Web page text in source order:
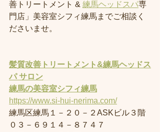
善トリートメント & 練馬ヘッドスパ専
門店」美容室シフィ練馬までご相談く
ださいませ。
髪質改善トリートメント&練馬ヘッドス
パ サロン
練馬の美容室シフィ練馬
https://www.si-hui-nerima.com/
練馬区練馬１－２０－２ASKビル３階
０３－６９１４－８７４７